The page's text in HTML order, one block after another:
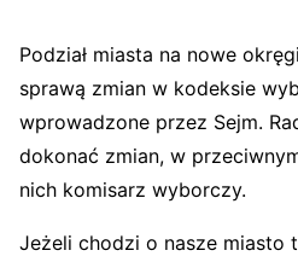
Podział miasta na nowe
sprawą zmian w kodeksie
wprowadzone przez Sejm.
dokonać zmian, w
nich komisarz wyborczy.
Jeżeli chodzi o nasze miasto